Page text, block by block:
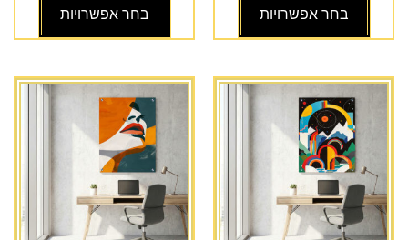
בחר אפשרויות בחר אפשרויות